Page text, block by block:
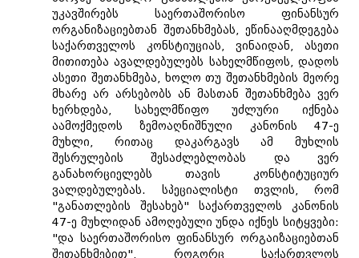
უკავშირებს საერთაშორისო ფინანსურ
ორგანიზაციებთან შეთანხმებას, ეწინააღმდეგება
საქართველოს კონსტიუციას, ვინაიდან, ასეთი
მითითება ავალდებულებს სახელმწიფოს, დადოს
ასეთი შეთანხმება, ხოლო თუ შეთანხმების მეორე
მხარე არ არსებობს ან მასთან შეთანხმება ვერ
ხერხდება, სახელმწიფო უძლური იქნება
აამოქმედოს ზემოაღნიშნული კანონის 47-ე
მუხლი, რითაც დაკარგავს ამ მუხლის
შესრულების შესაძლებლობას და ვერ
განახორციელებს თავის კონსტიტუციურ
ვალდებულებას. სპეციალისტი თვლის, რომ
"განათლების შესახებ" საქართველოს კანონის
47-ე მუხლიდან ამოღებული უნდა იქნეს სიტყვები:
"და საერთაშორისო ფინანსურ ორგაიზაციებთან
შეთანხმებით", როგორც საქართვლოს